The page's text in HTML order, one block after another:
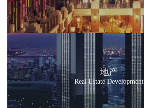
地产
Real Estate Development